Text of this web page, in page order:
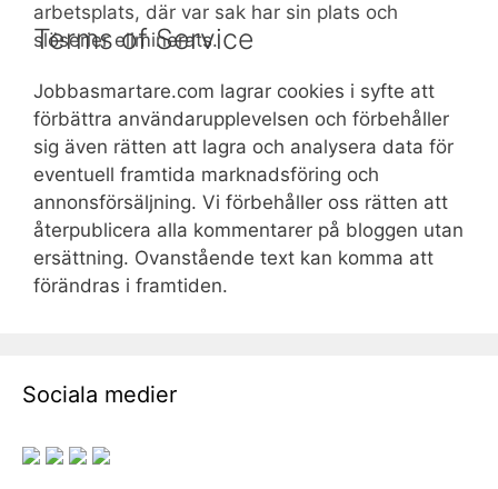
arbetsplats, där var sak har sin plats och
slöserier eliminerats.
Terms of Service
Jobbasmartare.com lagrar cookies i syfte att
förbättra användarupplevelsen och förbehåller
sig även rätten att lagra och analysera data för
eventuell framtida marknadsföring och
annonsförsäljning. Vi förbehåller oss rätten att
återpublicera alla kommentarer på bloggen utan
ersättning. Ovanstående text kan komma att
förändras i framtiden.
Sociala medier